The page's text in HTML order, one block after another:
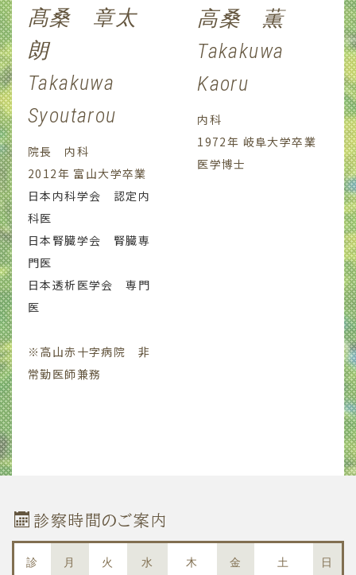
髙桑 章太
朗
Takakuwa
Syoutarou
院長 内科
2012年 富山大学卒業
日本内科学会 認定内
科医
日本腎臓学会 腎臓専
門医
日本透析医学会 専門
医
※高山赤十字病院 非
常勤医師兼務
高桑 薫
Takakuwa
Kaoru
内科
1972年 岐阜大学卒業
医学博士
診察時間のご案内
診
月 火 水 木 金 土 日